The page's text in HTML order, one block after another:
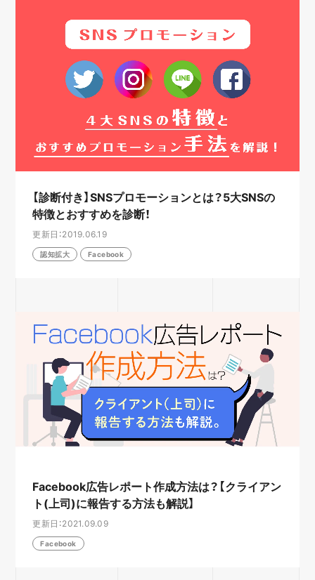
【診断付き】SNSプロモーションとは？5大SNSの
特徴とおすすめを診断！
更新日：2019.06.19
認知拡大 Facebook
Facebook広告レポート作成方法は？【クライアン
ト(上司)に報告する方法も解説】
更新日：2021.09.09
Facebook